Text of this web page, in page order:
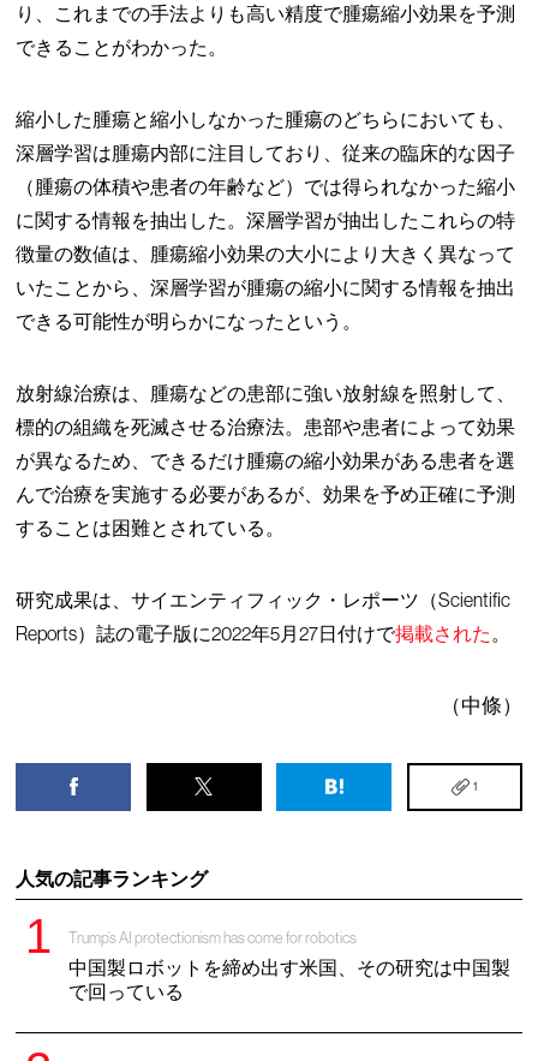
り、これまでの手法よりも高い精度で腫瘍縮小効果を予測
できることがわかった。
縮小した腫瘍と縮小しなかった腫瘍のどちらにおいても、
深層学習は腫瘍内部に注目しており、従来の臨床的な因子
（腫瘍の体積や患者の年齢など）では得られなかった縮小
に関する情報を抽出した。深層学習が抽出したこれらの特
徴量の数値は、腫瘍縮小効果の大小により大きく異なって
いたことから、深層学習が腫瘍の縮小に関する情報を抽出
できる可能性が明らかになったという。
放射線治療は、腫瘍などの患部に強い放射線を照射して、
標的の組織を死滅させる治療法。患部や患者によって効果
が異なるため、できるだけ腫瘍の縮小効果がある患者を選
んで治療を実施する必要があるが、効果を予め正確に予測
することは困難とされている。
研究成果は、サイエンティフィック・レポーツ（Scientific
Reports）誌の電子版に2022年5月27日付けで掲載された 。
（中條）
1
人気の記事ランキング
Trump’s AI protectionism has come for robotics
中国製ロボットを締め出す米国、その研究は中国製
で回っている